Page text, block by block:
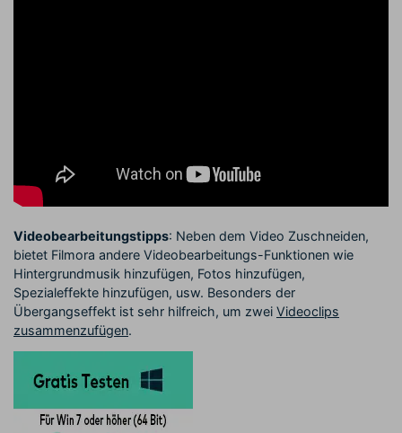
Videobearbeitungstipps: Neben dem Video Zuschneiden,
bietet Filmora andere Videobearbeitungs-Funktionen wie
Hintergrundmusik hinzufügen, Fotos hinzufügen,
Spezialeffekte hinzufügen, usw. Besonders der
Übergangseffekt ist sehr hilfreich, um zwei Videoclips
zusammenzufügen.